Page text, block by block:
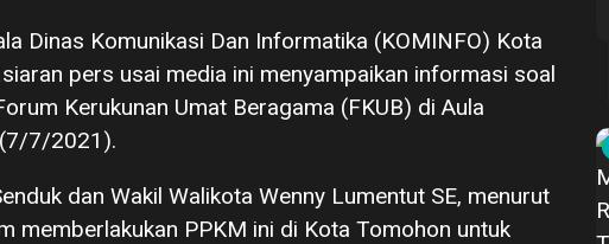
Dinas Komunikasi Dan Informatika (KOMINFO) Kota
pers usai media ini menyampaikan informasi soal
Kerukunan Umat Beragama (FKUB) di Aula
7/2021).
dan Wakil Walikota Wenny Lumentut SE, menurut
memberlakukan PPKM ini di Kota Tomohon untuk